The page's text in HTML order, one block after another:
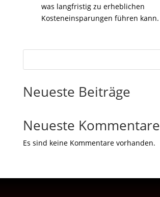
was langfristig zu erheblichen
Kosteneinsparungen führen kann.
Neueste Beiträge
Neueste Kommentare
Es sind keine Kommentare vorhanden.